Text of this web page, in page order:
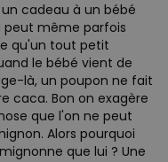
cadeau à un bébé
peut même parfois
qu'un tout petit
le bébé vient de
là, un poupon ne fait
caca. Bon on exagère
que l'on ne peut
Alors pourquoi
que lui ? Une